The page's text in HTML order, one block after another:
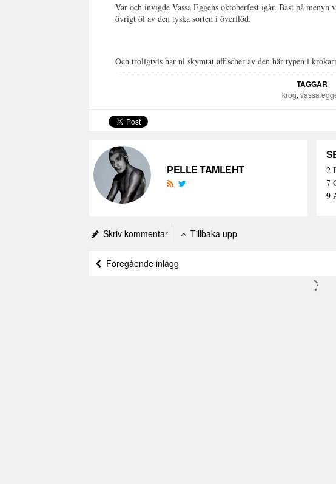
Var och invigde Vassa Eggens oktoberfest igår. Bäst på
övrigt öl av den tyska sorten i överflöd.
Och troligtvis har ni skymtat affischer av den här typen i
TAGGAR
krog,vassa
PELLE TAMLEHT
7
9
Skriv kommentar Tillbaka upp
Föregående inlägg